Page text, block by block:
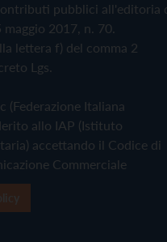
pubblici all'editoria
2017, n. 70.
lettera f) del comma 2
Lgs.
(Federazione Italiana
allo IAP (Istituto
accettando il Codice di
Commerciale